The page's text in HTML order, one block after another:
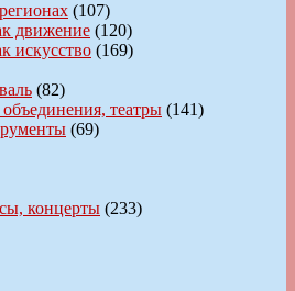
(107)
движение (120)
искусство (169)
(82)
театры (141)
(69)
концерты (233)